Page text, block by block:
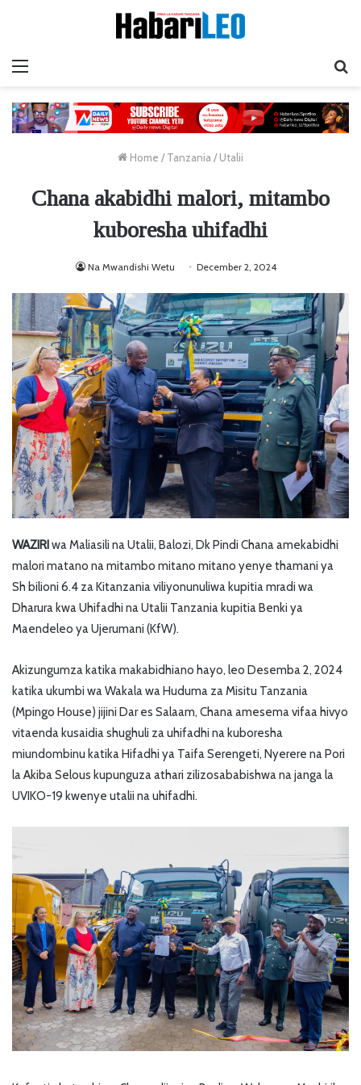
Home / Tanzania/ Utalii
Chana akabidhi malori, mitambo
kuboresha uhifadhi
Na Mwandishi Wetu December 2, 2024
WAZIRIwa Maliasili na Utalii, Balozi, Dk Pindi Chana amekabidhi
malori matano na mitambo mitano mitano yenye thamani ya
Sh bilioni 6.4 za Kitanzania viliyonunuliwa kupitia mradi wa
Dharura kwa Uhifadhi na Utalii Tanzania kupitia Benki ya
Maendeleo ya Ujerumani (KfW).
Akizungumza katika makabidhiano hayo, leo Desemba 2, 2024
katika ukumbi wa Wakala wa Huduma za Misitu Tanzania
(Mpingo House) jijini Dar es Salaam, Chana amesema vifaa hivyo
vitaenda kusaidia shughuli za uhifadhi na kuboresha
miundombinu katika Hifadhi ya Taifa Serengeti, Nyerere na Pori
la Akiba Selous kupunguza athari zilizosababishwa na janga la
UVIKO-19 kwenye utalii na uhifadhi.